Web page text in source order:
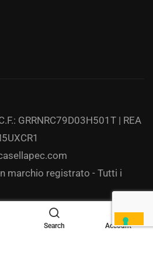
GRRNRC79D03H501T | REA
marchio registrato - Tutti i
Search Account